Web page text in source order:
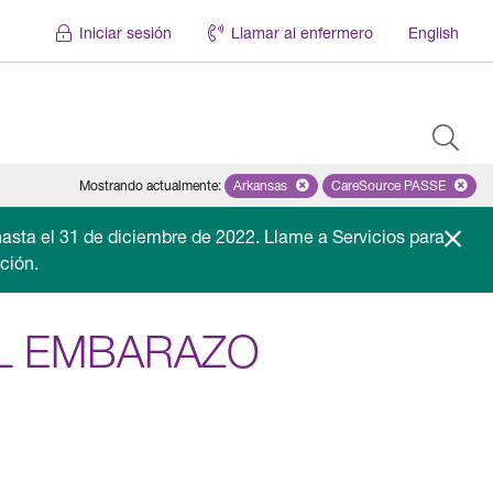
Iniciar sesión Llamar al enfermero English
Mostrando actualmente: Remove selected state 'Arkansas'
Arkansas Remove
CareSource PASSE
el 31 de diciembre de 2022. Llame a Servicios para
EMBARAZO